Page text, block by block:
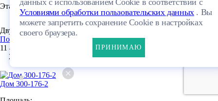
Этажей:
Двухэтажный
ПЛАНИРОВКА
Посмотреть проект
11 404 800 руб.
21
Дом 300-176-2
данных с использованием Cookie в соответствии с
Условиями обработки пользовательских данных. Вы
можете запретить сохранение Cookie в настройках
своего браузера.
ПРИНИМАЮ